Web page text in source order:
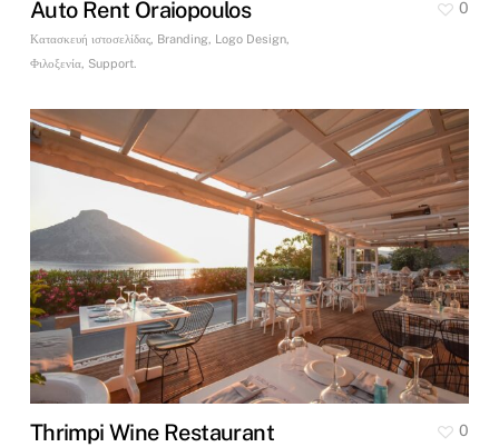
Auto Rent Oraiopoulos
Κατασκευή ιστοσελίδας, Branding, Logo Design,
Φιλοξενία, Support.
0
Thrimpi Wine Restaurant 0